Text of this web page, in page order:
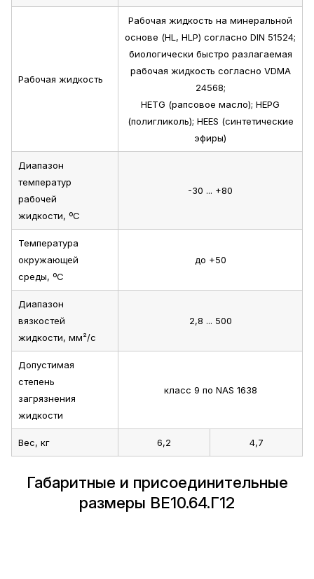
Рабочая жидкость
Рабочая жидкость на минеральной
основе (HL, HLP) согласно DIN 51524;
биологически быстро разлагаемая
рабочая жидкость согласно VDMA
24568;
HETG (рапсовое масло); HEPG
(полигликоль); HEES (синтетические
эфиры)
Диапазон
температур
рабочей
жидкости, ºС
-30 ... +80
Температура
окружающей
среды, ºС
до +50
Диапазон
вязкостей
жидкости, мм²/с
2,8 ... 500
Допустимая
степень
загрязнения
жидкости
класс 9 по NAS 1638
Вес, кг 6,2 4,7
Габаритные и присоединительные
размеры ВЕ10.64.Г12